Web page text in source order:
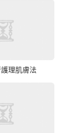
理肌膚法